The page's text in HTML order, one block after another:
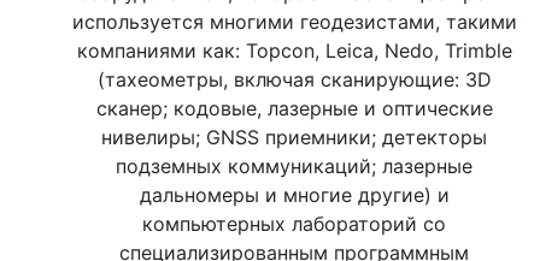
используется многими геодезистами, такими
компаниями как: Topcon, Leica, Nedo, Trimble
(тахеометры, включая сканирующие: 3D
сканер; кодовые, лазерные и оптические
нивелиры; GNSS приемники; детекторы
подземных коммуникаций; лазерные
дальномеры и многие другие) и
компьютерных лабораторий со
специализированным программным